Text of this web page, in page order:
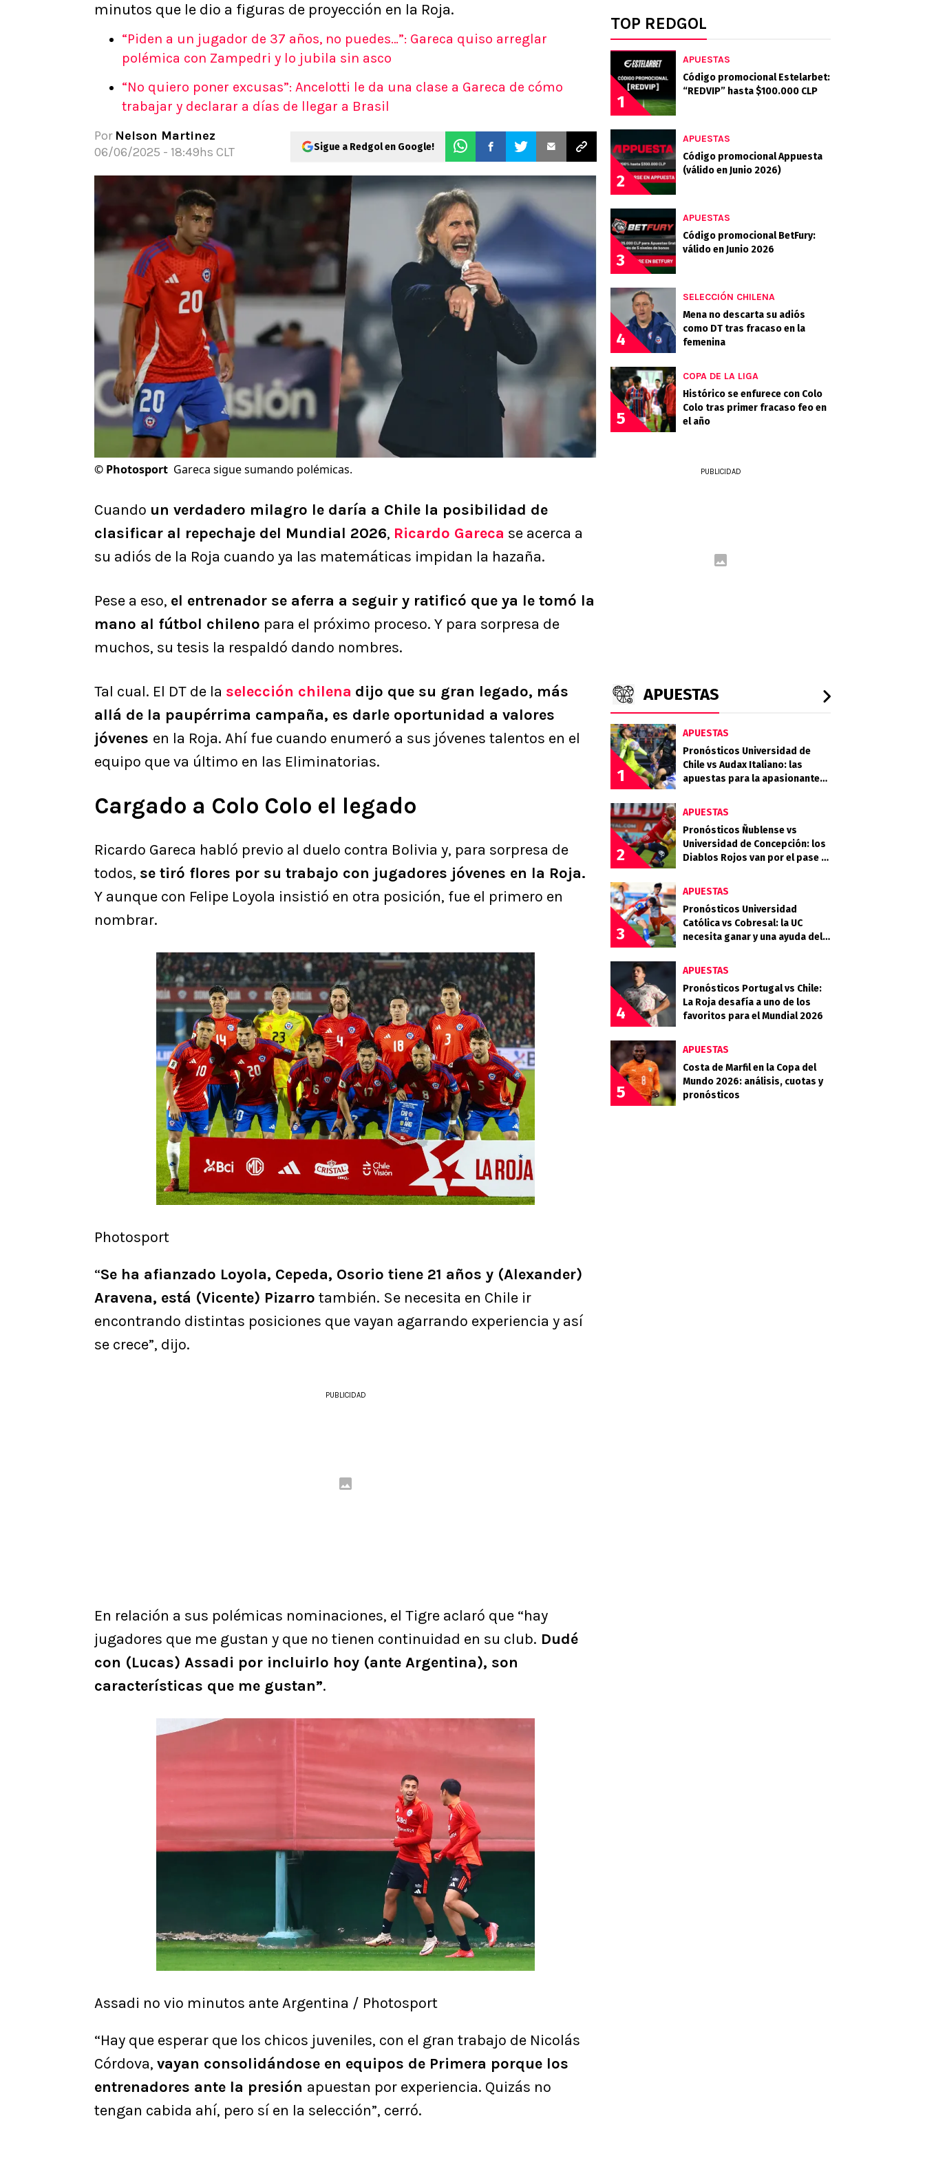
Apuestas Mundial 2026
minutos que le dio a figuras de proyección en la Roja.
“Piden a un jugador de 37 años, no puedes…”: Gareca quiso arreglar
polémica con Zampedri y lo jubila sin asco
“No quiero poner excusas”: Ancelotti le da una clase a Gareca de cómo
trabajar y declarar a días de llegar a Brasil
Por Nelson Martinez
06/06/2025 - 18:49hs CLT
Sigue a Redgol en Google!
© Photosport Gareca sigue sumando polémicas.
Cuando un verdadero milagro le daría a Chile la posibilidad de
clasificar al repechaje del Mundial 2026, Ricardo Gareca se acerca a
su adiós de la Roja cuando ya las matemáticas impidan la hazaña.
Pese a eso, el entrenador se aferra a seguir y ratificó que ya le tomó la
mano al fútbol chileno para el próximo proceso. Y para sorpresa de
muchos, su tesis la respaldó dando nombres.
Tal cual. El DT de la selección chilena dijo que su gran legado, más
allá de la paupérrima campaña, es darle oportunidad a valores
jóvenes en la Roja. Ahí fue cuando enumeró a sus jóvenes talentos en el
equipo que va último en las Eliminatorias.
Cargado a Colo Colo el legado
Ricardo Gareca habló previo al duelo contra Bolivia y, para sorpresa de
todos, se tiró flores por su trabajo con jugadores jóvenes en la Roja.
Y aunque con Felipe Loyola insistió en otra posición, fue el primero en
nombrar.
Photosport
“Se ha afianzado Loyola, Cepeda, Osorio tiene 21 años y (Alexander)
Aravena, está (Vicente) Pizarro también. Se necesita en Chile ir
encontrando distintas posiciones que vayan agarrando experiencia y así
se crece”, dijo.
PUBLICIDAD
En relación a sus polémicas nominaciones, el Tigre aclaró que “hay
jugadores que me gustan y que no tienen continuidad en su club. Dudé
con (Lucas) Assadi por incluirlo hoy (ante Argentina), son
características que me gustan”.
Assadi no vio minutos ante Argentina / Photosport
“Hay que esperar que los chicos juveniles, con el gran trabajo de Nicolás
Córdova, vayan consolidándose en equipos de Primera porque los
entrenadores ante la presión apuestan por experiencia. Quizás no
tengan cabida ahí, pero sí en la selección”, cerró.
TOP REDGOL
1
APUESTAS
Código promocional Estelarbet:
“REDVIP” hasta $100.000 CLP
2
APUESTAS
Código promocional Appuesta
(válido en Junio 2026)
3
APUESTAS
Código promocional BetFury:
válido en Junio 2026
4
SELECCIÓN CHILENA
Mena no descarta su adiós
como DT tras fracaso en la
femenina
5
COPA DE LA LIGA
Histórico se enfurece con Colo
Colo tras primer fracaso feo en
el año
PUBLICIDAD
APUESTAS
1
APUESTAS
Pronósticos Universidad de
Chile vs Audax Italiano: las
apuestas para la apasionante
2
APUESTAS
Pronósticos Ñublense vs
Universidad de Concepción: los
Diablos Rojos van por el pase a
3
APUESTAS
Pronósticos Universidad
Católica vs Cobresal: la UC
necesita ganar y una ayuda del
4
APUESTAS
Pronósticos Portugal vs Chile:
La Roja desafía a uno de los
favoritos para el Mundial 2026
5
APUESTAS
Costa de Marfil en la Copa del
Mundo 2026: análisis, cuotas y
pronósticos